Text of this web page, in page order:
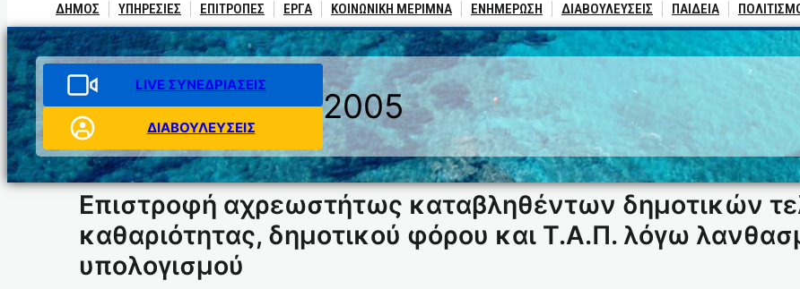
ΔΗΜΟΣ ΥΠΗΡΕΣΙΕΣ ΕΠΙΤΡΟΠΕΣ ΕΡΓΑ ΚΟΙΝΩΝΙΚΗ ΜΕΡΙΜΝΑ ΕΝΗΜΕΡΩΣΗ ΔΙΑΒΟΥΛΕΥΣΕΙΣ ΠΑΙΔΕΙΑ
LIVE ΣΥΝΕΔΡΙΑΣΕΙΣ
ΔΙΑΒΟΥΛΕΥΣΕΙΣ
2005
Επιστροφή αχρεωστήτως καταβληθέντων δημοτικών
καθαριότητας, δημοτικού φόρου και Τ.Α.Π. λόγω
υπολογισμού